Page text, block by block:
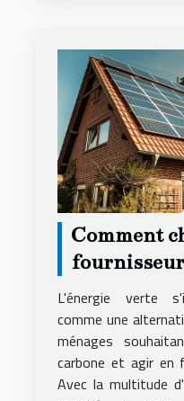
Comment
pour son
L'énergie verte
comme une
ménages
carbone et agir en
Avec la multitude